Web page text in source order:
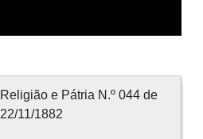
Religião e Pátria N.º 044 de
22/11/1882